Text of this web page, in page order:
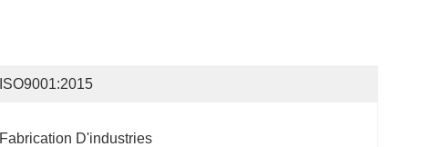
ISO9001:2015
Fabrication D'industries